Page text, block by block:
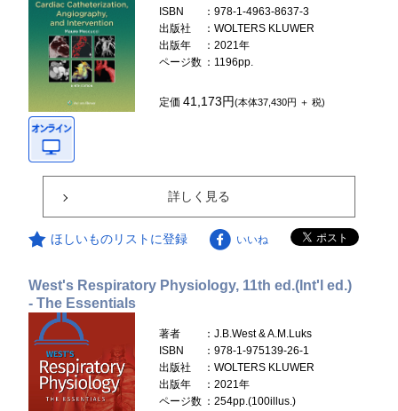
ISBN
：978-1-4963-8637-3
出版社
：WOLTERS KLUWER
出版年
：2021年
ページ数 ：1196pp.
定価41,173円(本体37,430円 ＋ 税)
詳しく見る
ほしいものリストに登録 いいね
West's Respiratory Physiology, 11th ed.(Int'l ed.)
- The Essentials
著者
：J.B.West & A.M.Luks
ISBN
：978-1-975139-26-1
出版社
：WOLTERS KLUWER
出版年
：2021年
ページ数 ：254pp.(100illus.)